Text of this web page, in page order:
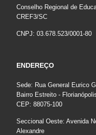
Conselho Regional de
CREF3/SC
CNPJ: 03.678.523/0001-80
ENDEREÇO
Sede: Rua General Eurico
Bairro Estreito -
CEP: 88075-100
Seccional Oeste: Avenida
Alexandre